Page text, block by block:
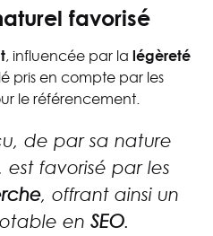
favorisé
, influencée par la légèreté
pris en compte par les
le référencement.
de par sa nature
est favorisé par les
, offrant ainsi un
en SEO.